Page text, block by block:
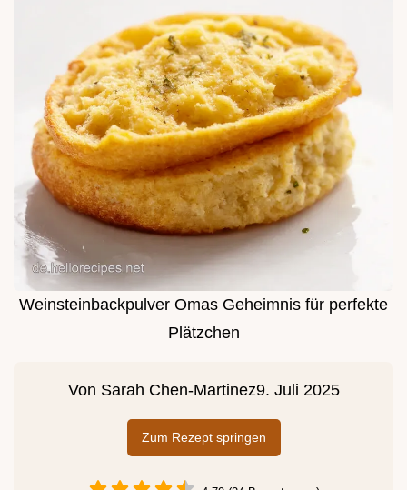
Weinsteinbackpulver Omas Geheimnis für perfekte
Plätzchen
Von Sarah Chen-Martinez9. Juli 2025
Zum Rezept springen